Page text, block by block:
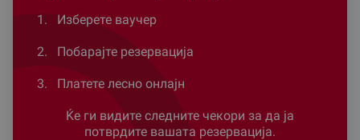
1. Изберете ваучер
2. Побарајте резервација
3. Платете лесно онлајн
Ќе ги видите следните чекори за да ја
потврдите вашата резервација.